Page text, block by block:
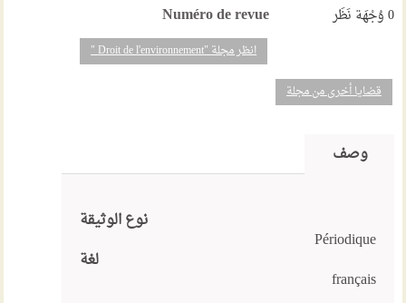
0وُجْهَة نَظَر Numéro de revue
انظر مجلة "Droit de l'environnement "
قضايا أخرى من مجلة
وصف
نوع الوثيقة
Périodique
لغة
français